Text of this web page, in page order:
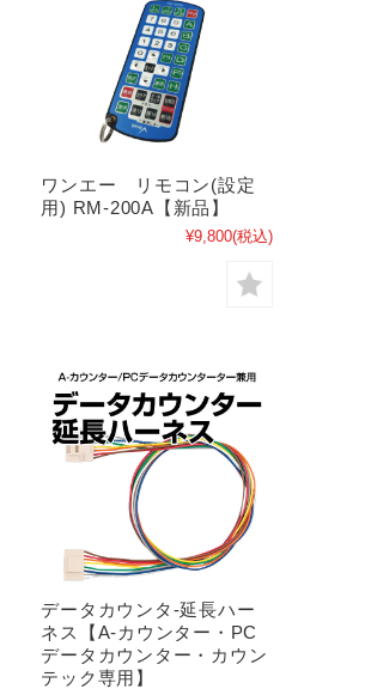
ワンエー リモコン(設定
用) RM-200A【新品】
¥9,800(税込)
データカウンタ-延長ハー
ネス【A-カウンター・PC
データカウンター・カウン
テック専用】